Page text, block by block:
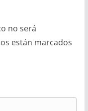
no será
están marcados